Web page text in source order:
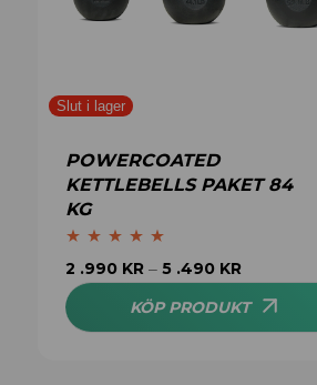
POWERCOATED
KETTLEBELLS PAKET 84
KG
Betygsatt5.00
av 5
2 .990 KR– 5 .490 KR
KÖP PRODUKT